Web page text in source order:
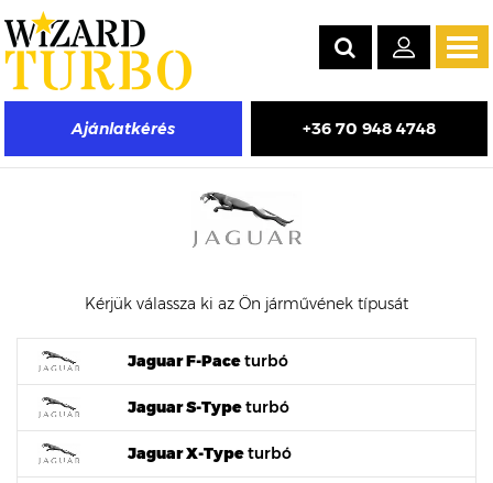
Ajánlatkérés +36 70 948 4748
Jaguar turbófeltöltő árak
Kérjük válassza ki az Ön járművének típusát
Jaguar F-Paceturbó
Jaguar S-Typeturbó
Jaguar X-Typeturbó